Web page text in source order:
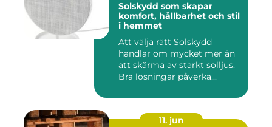
Solskydd som skapar
komfort, hållbarhet och stil
i hemmet
Att välja rätt Solskydd
handlar om mycket mer än
att skärma av starkt solljus.
Bra lösningar påverka...
11. jun